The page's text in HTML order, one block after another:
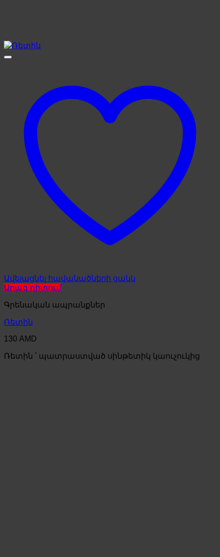
Ավելացնել հավանածների ցանկ
Արագ դիտում
Գրենական ապրանքներ
Ռետին
130 AMD
Ռետին ՝ պատրաստված սինթետիկ կաուչուկից